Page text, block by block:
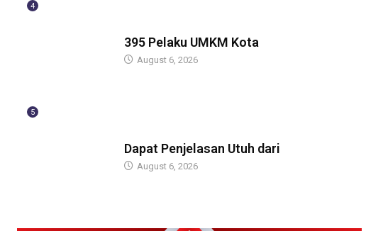
4
395 Pelaku UMKM Kota
August 6, 2026
5
Dapat Penjelasan Utuh dari
August 6, 2026